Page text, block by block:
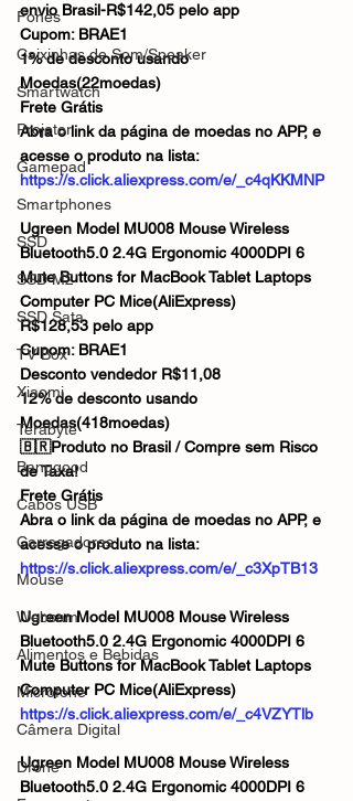
Fones
Caixinhas de Som/Speaker
Smartwatch
Projetor
Gamepad
Smartphones
SSD
SSD M2
SSD Sata
TV Box
Xiaomi
Terabyte
Banggood
Cabos USB
Carregadores
Mouse
Webcam
Alimentos e Bebidas
Microfone
Câmera Digital
Drone
envio Brasil-R$142,05 pelo app
Cupom: BRAE1
1% de desconto usando
Moedas(22moedas)
Frete Grátis
Abra o link da página de moedas no APP, e
acesse o produto na lista:
https://s.click.aliexpress.com/e/_c4qKKMNP
Ugreen Model MU008 Mouse Wireless
Bluetooth5.0 2.4G Ergonomic 4000DPI 6
Mute Buttons for MacBook Tablet Laptops
Computer PC Mice(AliExpress)
R$128,53 pelo app
Cupom: BRAE1
Desconto vendedor R$11,08
12% de desconto usando
Moedas(418moedas)
🇧🇷Produto no Brasil / Compre sem Risco
de Taxa!
Frete Grátis
Abra o link da página de moedas no APP, e
acesse o produto na lista:
https://s.click.aliexpress.com/e/_c3XpTB13
Ugreen Model MU008 Mouse Wireless
Bluetooth5.0 2.4G Ergonomic 4000DPI 6
Mute Buttons for MacBook Tablet Laptops
Computer PC Mice(AliExpress)
https://s.click.aliexpress.com/e/_c4VZYTlb
Ugreen Model MU008 Mouse Wireless
Bluetooth5.0 2.4G Ergonomic 4000DPI 6